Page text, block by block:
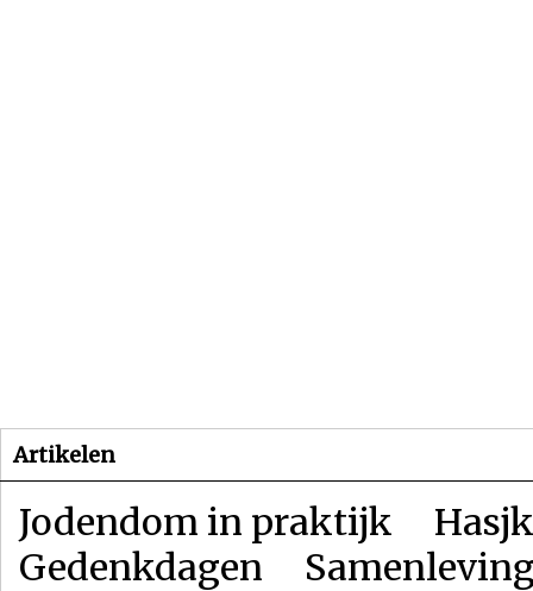
Artikelen
Jodendom in praktijk
Gedenkdagen